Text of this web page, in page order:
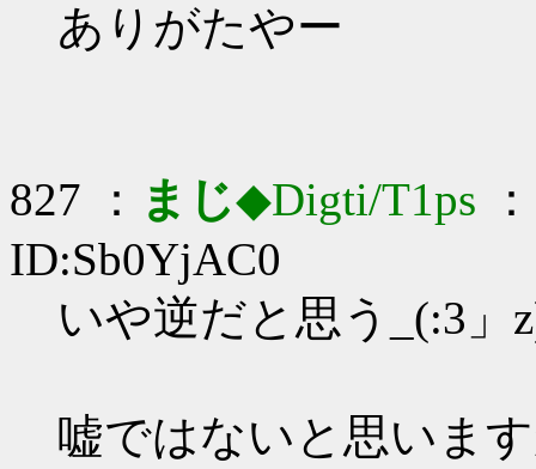
ありがたやー
827 ： まじ◆Digti/T1ps
ID:Sb0YjAC0
いや逆だと思う_(:3」
嘘ではないと思いま